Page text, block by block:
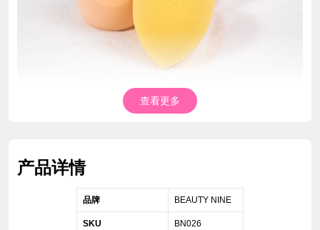
查看更多
产品详情
品牌 BEAUTY NINE
SKU BN026